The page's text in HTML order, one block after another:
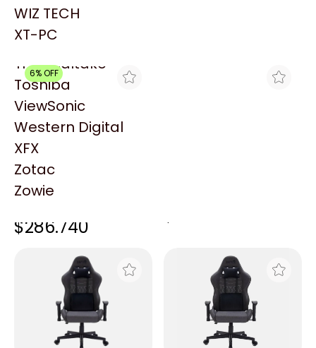
Sentey
Solarmax
Thermaltake
Toshiba
ViewSonic
Western Digital
XFX
Zotac
Zowie
WIZ TECH
XT-PC
SILLA GAMER RAPTOR
THRONE R1 TELA NEGRA
$287.369
6% OFF
ENJOY COMPUTER
SILLA GAMER RAPTOR
THRONE R1 TELA NEGRA
$286.740